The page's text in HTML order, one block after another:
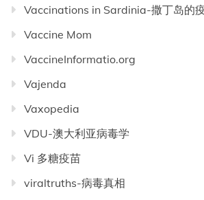
Vaccinations in Sardinia-撒丁岛的
Vaccine Mom
VaccineInformatio.org
Vajenda
Vaxopedia
VDU-澳大利亚病毒学
Vi 多糖疫苗
viraltruths-病毒真相